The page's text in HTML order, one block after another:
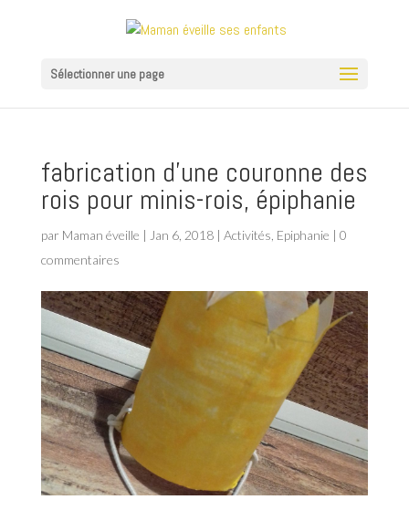
Sélectionner une page
fabrication d’une couronne des
rois pour minis-rois, épiphanie
par Maman éveille | Jan 6, 2018| Activités Epiphanie | 0
commentaires